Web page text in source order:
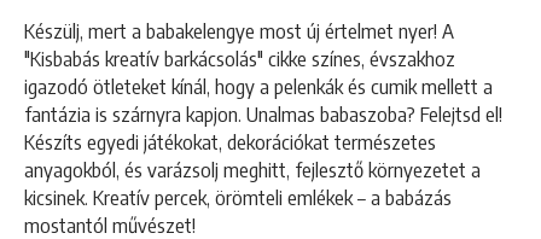
Készülj, mert a babakelengye most új értelmet nyer! A
"Kisbabás kreatív barkácsolás" cikke színes, évszakhoz
igazodó ötleteket kínál, hogy a pelenkák és cumik mellett a
fantázia is szárnyra kapjon. Unalmas babaszoba? Felejtsd el!
Készíts egyedi játékokat, dekorációkat természetes
anyagokból, és varázsolj meghitt, fejlesztő környezetet a
kicsinek. Kreatív percek, örömteli emlékek – a babázás
mostantól művészet!